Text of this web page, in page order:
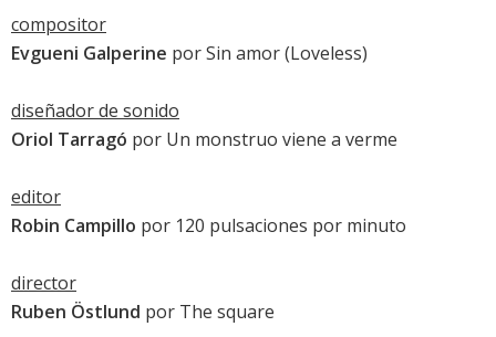
compositor
Evgueni Galperine porSin amor(Loveless)
diseñador de sonido
Oriol Tarragó por Un monstruo viene a verme
editor
Robin Campillo por 120 pulsaciones por minuto
director
Ruben Östlund por The square